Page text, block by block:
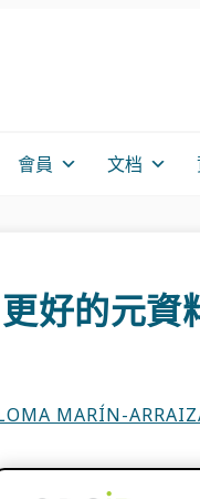
會員 文档
好的元資
MARÍN-
有能力維護科研誠信